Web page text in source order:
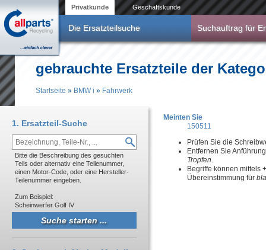
Privatkunde Geschäftskunde
Die Ersatzteilsuche Suchauftrag für
gebrauchte Ersatzteile der
Startseite » BMW i » Fahrwerk
Meinten Sie
150511
Prüfen Sie die
Entfernen Sie
Tropfen.
Begriffe können mittels
Übereinstimmung für
1. Ersatzteil-Suche
Bitte die Beschreibung des gesuchten
Teils oder alternativ eine Teilenummer,
einen Motor-Code, oder eine Hersteller-
Teilenummer eingeben.
Zum Beispiel:
Scheinwerfer Golf IV